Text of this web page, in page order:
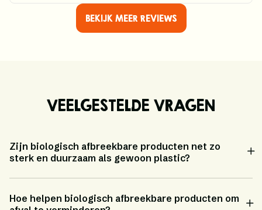
BEKIJK MEER REVIEWS
VEELGESTELDE VRAGEN
Zijn biologisch afbreekbare producten net zo
sterk en duurzaam als gewoon plastic?
Hoe helpen biologisch afbreekbare producten om